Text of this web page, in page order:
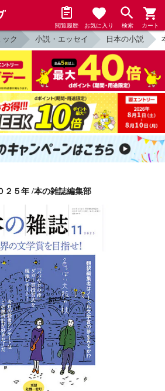
閲覧履歴 お気に入り 検索 カート
ック 小説・エッセイ 日本の小説
２５年 /本の雑誌編集部